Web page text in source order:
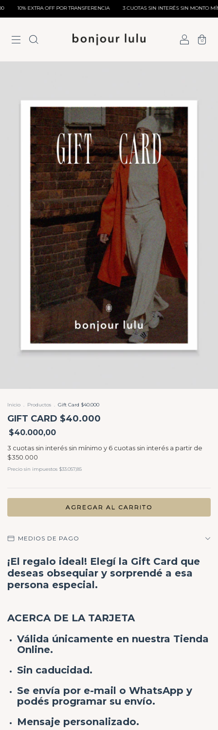
10% EXTRA OFF POR TRANSFERENCIA 3 CUOTAS SIN INTERÉS SIN MONTO
0
Inicio . Productos . Gift Card $40.000
GIFT CARD $40.000
$40.000,00
Precio sin impuestos $33.057,85
MEDIOS DE PAGO
¡El regalo ideal! Elegí la Gift Card que
deseas obsequiar y sorprendé a esa
persona especial.
ACERCA DE LA TARJETA
Válida únicamente en nuestra Tienda
Online.
Sin caducidad.
Se envía por e-mail o WhatsApp y
podés programar su envío.
Mensaje personalizado.